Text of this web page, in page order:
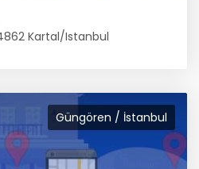
Kartal/Istanbul
Güngören / İstanbul